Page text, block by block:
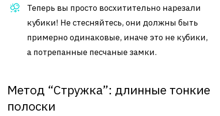
Теперь вы просто восхитительно нарезали
кубики! Не стесняйтесь, они должны быть
примерно одинаковые, иначе это не кубики,
а потрепанные песчаные замки.
Метод “Стружка”: длинные тонкие
полоски